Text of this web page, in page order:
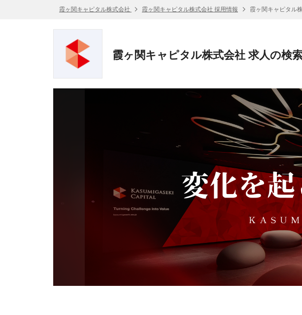
霞ヶ関キャピタル株式会社 霞ヶ関キャピタル株式会社 採用情報 霞ヶ関キャピタル
霞ヶ関キャピタル株式会社 求人の検